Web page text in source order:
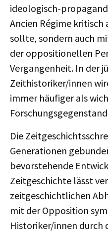
ideologisch-
Ancien Régime kritisch
sollte, sondern auch
der oppositionellen
Vergangenheit. In der
Zeithistoriker/innen
immer häufiger als
Die
Generationen
bevorstehende
Zeitgeschichte lässt
zeitgeschichtlichen
mit der Opposition
Historiker/innen durch